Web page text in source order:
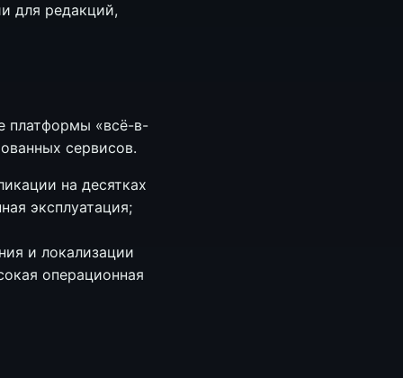
для редакций,
платформы «всё-в-
сервисов.
на десятках
эксплуатация;
и локализации
операционная